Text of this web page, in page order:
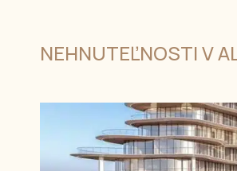
NEHNUTEĽNOSTI V